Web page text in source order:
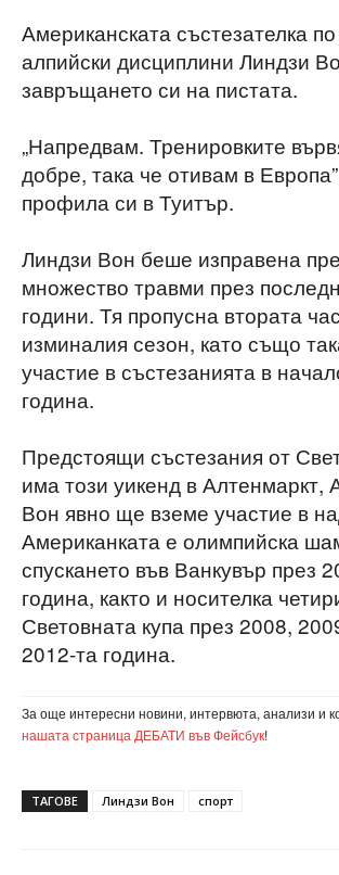
Американската състезателка
алпийски дисциплини Линдзи
завръщането си на пистата.
„Напредвам. Тренировките
добре, така че отивам в
профила си в Туитър.
Линдзи Вон беше изправена
множество травми през
години. Тя пропусна втората
изминалия сезон, като също
участие в състезанията в
година.
Предстоящи състезания от
има този уикенд в Алтенмаркт,
Вон явно ще вземе участие в
Американката е олимпийска
спускането във Ванкувър през
година, както и носителка
Световната купа през 2008,
2012-та година.
За още интересни новини, интервюта, анализи и
нашата страница ДЕБАТИ във Фейсбук!
ТАГОВЕ Линдзи Вон спорт